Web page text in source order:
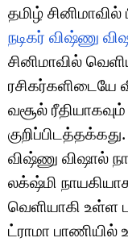
தமிழ் சினிமாவில்
நடிகர் விஷ்ணு
சினிமாவில்
ரசிகர்களிடையே
வசூல்
விஷ்ணு விஷால்
லக்‌ஷ்மி
வெளியாகி உள்ள
ட்ராமா பாணியில்